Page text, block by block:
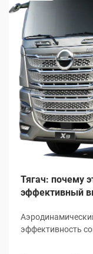
Тягач: почему
эффективный
эффективность